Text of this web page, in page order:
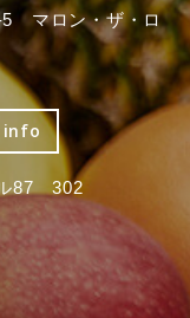
5 マロン・ザ・ロ
info
87 302